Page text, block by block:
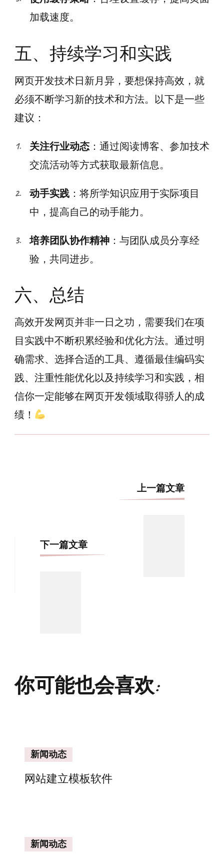
加载速度。
五、持续学习和实践
网页开发技术日新月异，要想保持高效，就
必须不断学习新的技术和方法。以下是一些
建议：
关注行业动态 ：通过阅读博客、参加技术
交流活动等方式获取最新信息。
动手实践 ：将所学知识应用于实际项目
中，提高自己的动手能力。
培养团队协作精神 ：与团队成员分享经
验，共同进步。
六、总结
高效开发网页并非一日之功，需要我们在项
目实践中不断积累经验和优化方法。通过明
确需求、选择合适的工具、遵循最佳编码实
践、注重性能优化以及持续学习和实践，相
信你一定能够在网页开发领域取得骄人的成
绩！
上一篇文章
下一篇文章
你可能也会喜欢:
新闻动态
网站建立模板软件
新闻动态